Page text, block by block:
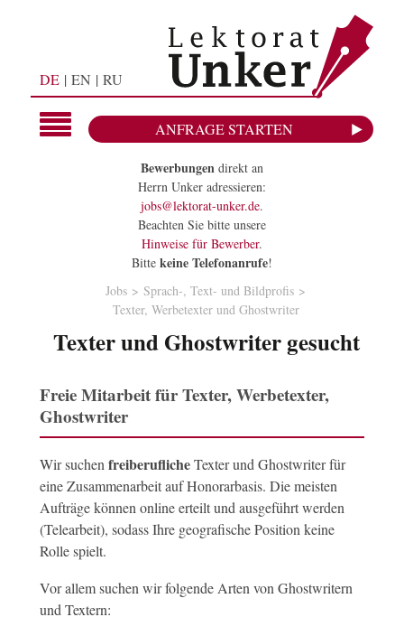
DE EN RU
ANFRAGE STARTEN
Bewerbungendirekt an
Herrn Unker adressieren:
jobs@lektorat-unker.de.
Beachten Sie bitte unsere
Hinweise für Bewerber.
Bitte keine Telefonanrufe!
Jobs
Sprach-, Text- und Bildprofis
Texter, Werbetexter und Ghostwriter
Texter und Ghostwriter gesucht
Freie Mitarbeit für Texter, Werbetexter,
Ghostwriter
Wir suchen freiberuflicheTexter und Ghostwriter für
eine Zusammenarbeit auf Honorarbasis. Die meisten
Aufträge können online erteilt und ausgeführt werden
(Telearbeit), sodass Ihre geografische Position keine
Rolle spielt.
Vor allem suchen wir folgende Arten von Ghostwritern
und Textern: